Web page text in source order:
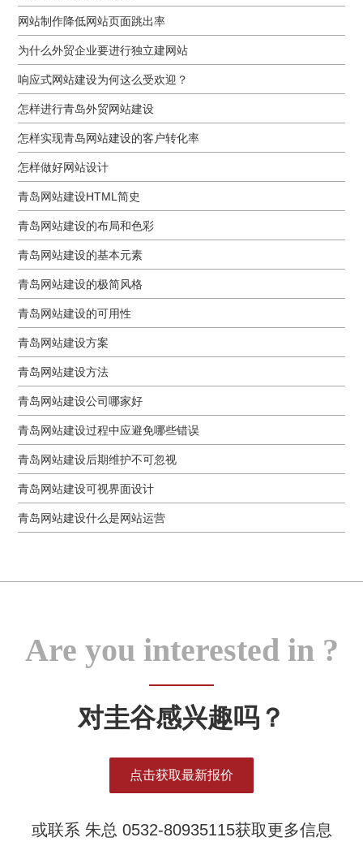
网站制作降低网站页面跳出率
为什么外贸企业要进行独立建网站
响应式网站建设为何这么受欢迎？
怎样进行青岛外贸网站建设
怎样实现青岛网站建设的客户转化率
怎样做好网站设计
青岛网站建设HTML简史
青岛网站建设的布局和色彩
青岛网站建设的基本元素
青岛网站建设的极简风格
青岛网站建设的可用性
青岛网站建设方案
青岛网站建设方法
青岛网站建设公司哪家好
青岛网站建设过程中应避免哪些错误
青岛网站建设后期维护不可忽视
青岛网站建设可视界面设计
青岛网站建设什么是网站运营
Are you interested in ?
对圭谷感兴趣吗？
点击获取最新报价
或联系 朱总 0532-80935115获取更多信息